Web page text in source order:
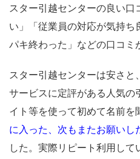
スター引越センターの良い
い」「従業員の対応が気持ち
パキ終わった」などの口コミ
スター引越センターは安さ
サービスに定評がある人気の
イト等を使って初めて名前を
に入った、次もまたお願いし
した。実際リピート利用し